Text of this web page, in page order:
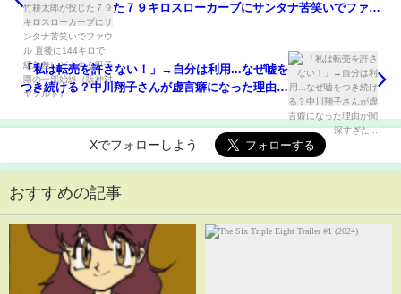
た７９キロスローカーブにサンタナ苦笑いでファウ
「私は転売を許さない！」→自分は利用...なぜ嘘を
つき続ける？中川翔子さんが虚言癖になった理由が
Xでフォローしよう
おすすめの記事